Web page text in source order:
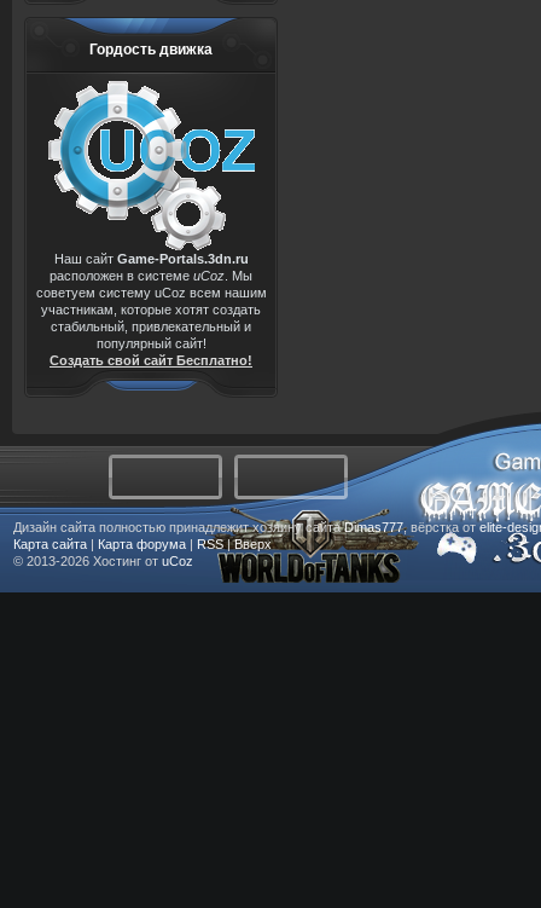
Гордость движка
Наш сайт Game-Portals.3dn.ru
расположен в системе uCoz . Мы
советуем систему uCoz всем нашим
участникам, которые хотят создать
стабильный, привлекательный и
популярный сайт!
Создать свой сайт Бесплатно!
Дизайн сайта полностью принадлежит хозяину сайтаDimas777, вёрстка от elite-
Карта сайта | Карта форума | RSS|Вверх
© 2013-2026 Хостинг от uCoz